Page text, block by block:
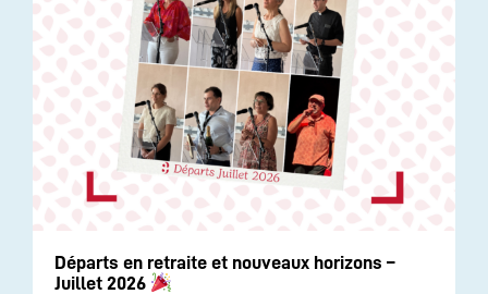
Départs en retraite et nouveaux horizons –
Juillet 2026